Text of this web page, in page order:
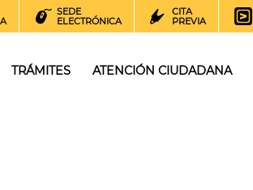
SEDE
ELECTRÓNICA
CITA
PREVIA
TRÁMITES ATENCIÓN CIUDADANA